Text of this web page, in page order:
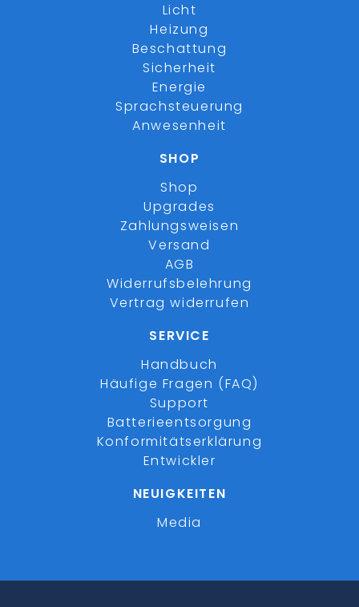
Licht
Heizung
Beschattung
Sicherheit
Energie
Sprachsteuerung
Anwesenheit
SHOP
Shop
Upgrades
Zahlungsweisen
Versand
AGB
Widerrufsbelehrung
Vertrag widerrufen
SERVICE
Handbuch
Häufige Fragen (FAQ)
Support
Batterieentsorgung
Konformitätserklärung
Entwickler
NEUIGKEITEN
Media